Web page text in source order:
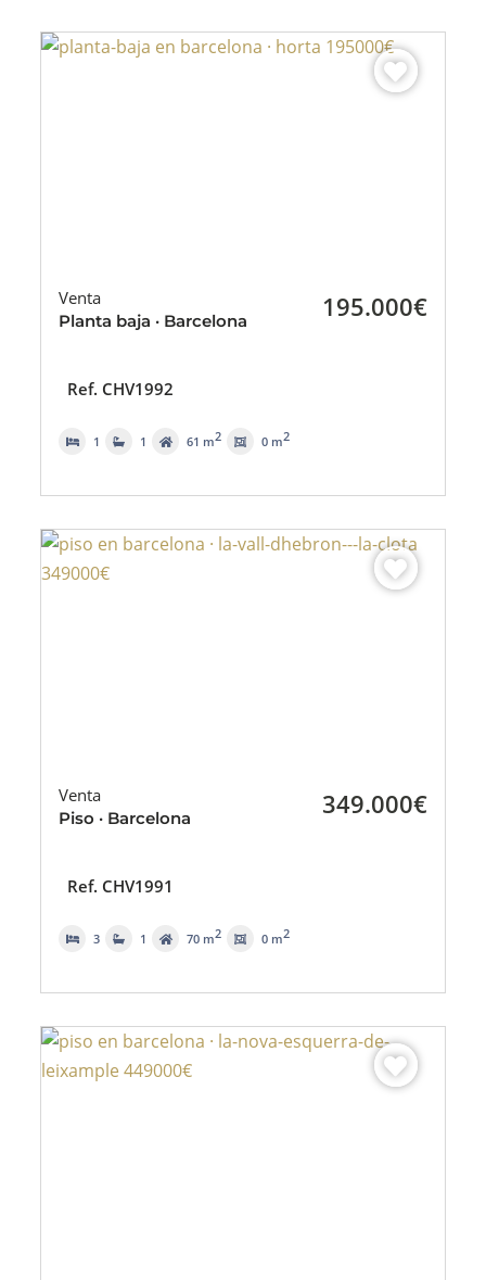
Venta
Planta baja · Barcelona 195.000€
Ref. CHV1992
1 1 61 m2 0 m2
Venta
Piso · Barcelona 349.000€
Ref. CHV1991
3 1 70 m2 0 m2